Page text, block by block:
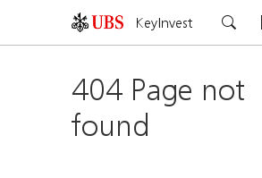
KeyInvest
404 Page not
found